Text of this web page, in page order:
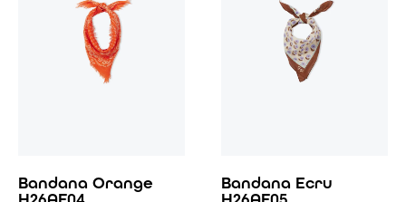
Bandana Orange
Bandana Ecru